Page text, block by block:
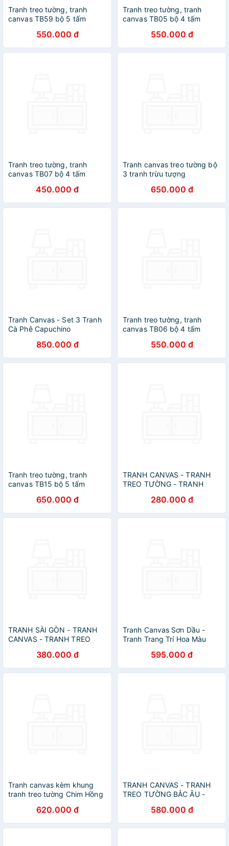
Tranh treo tường, tranh
canvas TB59 bộ 5 tấm
550.000 đ
Tranh treo tường, tranh
canvas TB05 bộ 4 tấm
550.000 đ
Tranh treo tường, tranh
canvas TB07 bộ 4 tấm
450.000 đ
Tranh canvas treo tường bộ
3 tranh trừu tượng
650.000 đ
Tranh Canvas - Set 3 Tranh
Cà Phê Capuchino
850.000 đ
Tranh treo tường, tranh
canvas TB06 bộ 4 tấm
550.000 đ
Tranh treo tường, tranh
canvas TB15 bộ 5 tấm
650.000 đ
TRANH CANVAS - TRANH
TREO TƯỜNG - TRANH
NỘI(TẶNG KÈM ĐINH 3
CHÂN)
280.000 đ
TRANH SÀI GÒN - TRANH
CANVAS - TRANH TREO
ĐEN(TẶNG KÈM ĐINH 3
CHÂN)
380.000 đ
Tranh Canvas Sơn Dầu -
Tranh Trang Trí Hoa Màu
595.000 đ
Tranh canvas kèm khung
tranh treo tường Chim Hồng
620.000 đ
TRANH CANVAS - TRANH
TREO TƯỜNG BẮC ÂU -
KHÁCH SANG TRỌNG(TẶNG
KÈM ĐINH 3 CHÂN)
580.000 đ